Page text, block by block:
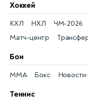
Хоккей
КХЛ
Матч-центр
НХЛ
ЧМ-2026
Бои
Новости
MMA Бокс
Теннис